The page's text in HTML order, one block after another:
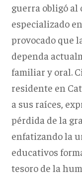
guerra obligó
especializado
provocado que
dependa
familiar y oral.
residente en
a sus raíces,
pérdida de la
enfatizando la
educativos
tesoro de la